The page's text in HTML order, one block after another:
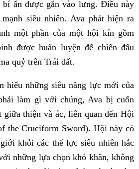
bí ẩn được gắn vào lưng. Điều này
siêu nhiên. Ava phát hiện ra
một phần của một hội kín gồm
được huấn luyện để chiến đấu
quỷ trên Trái đất.
hiểu những siêu năng lực mới của
làm gì với chúng, Ava bị cuốn
giữa thiện và ác, liên quan đến Hội
the Cruciform Sword). Hội này có
khỏi các thế lực siêu nhiên hắc
những lựa chọn khó khăn, không